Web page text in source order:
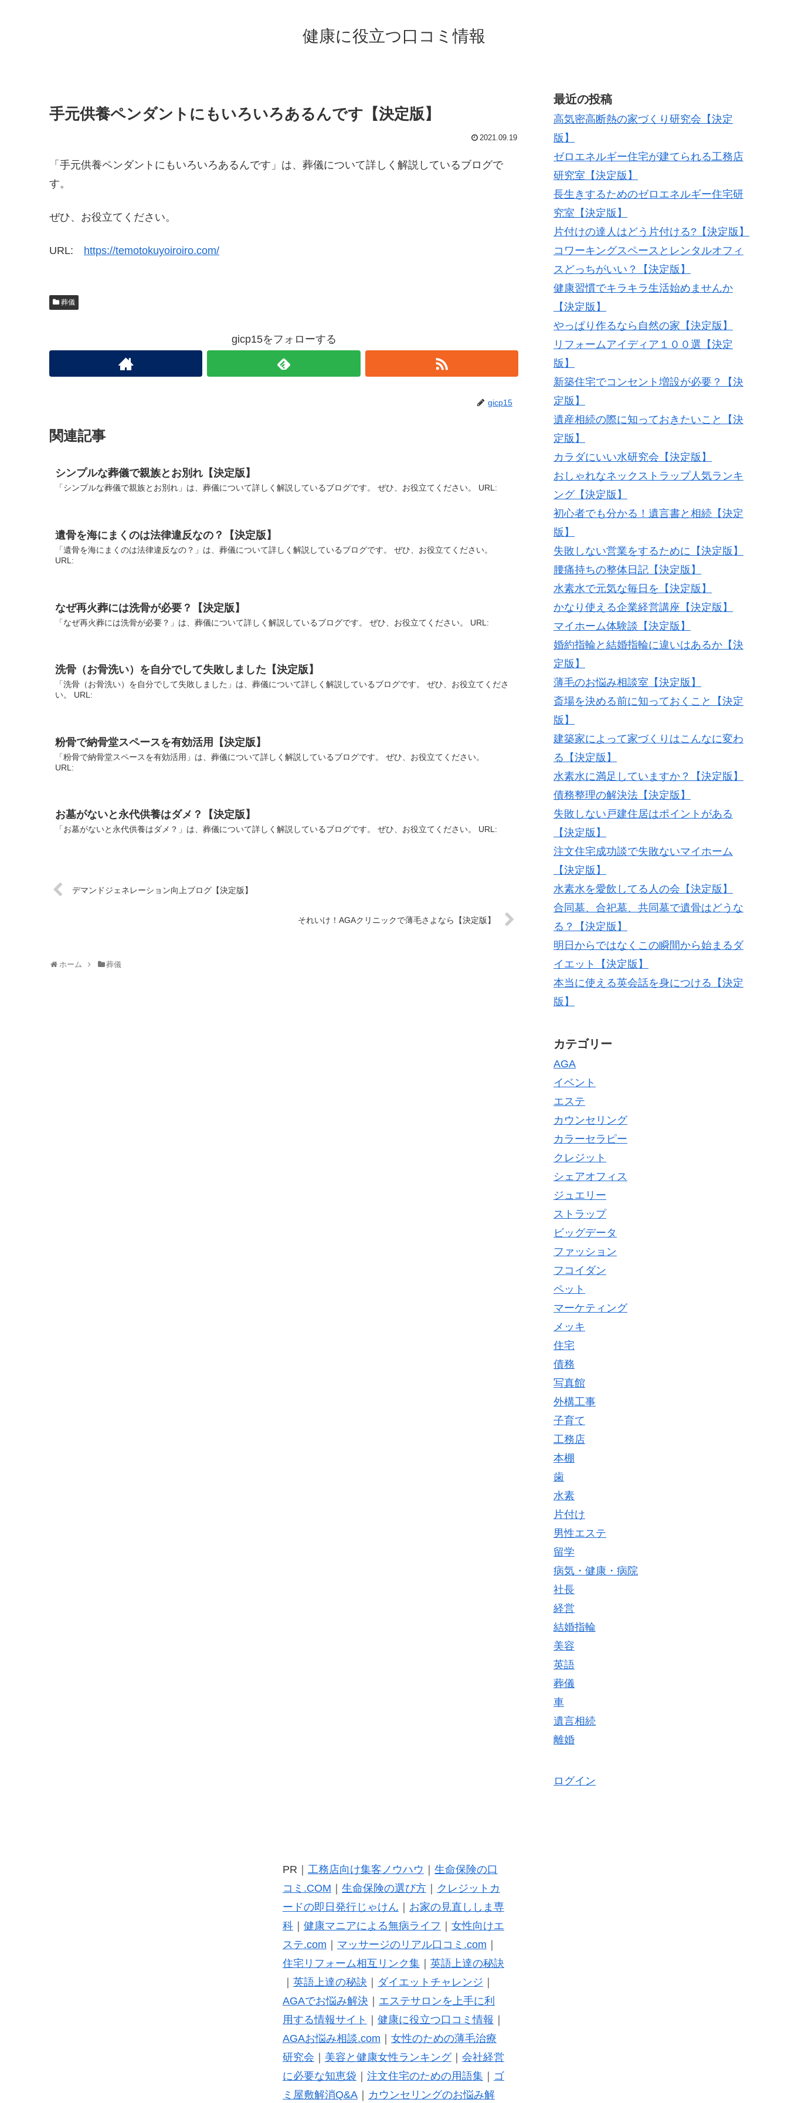
健康に役立つ口コミ情報
手元供養ペンダントにもいろいろあるんです【決定版】
2021.09.19
「手元供養ペンダントにもいろいろあるんです」は、葬儀について詳しく解説しているブログで
す。
ぜひ、お役立てください。
URL: https://temotokuyoiroiro.com/
葬儀
gicp15をフォローする
gicp15
関連記事
シンプルな葬儀で親族とお別れ【決定版】
「シンプルな葬儀で親族とお別れ」は、葬儀について詳しく解説しているブログです。 ぜひ、お役立てください。 URL:
遺骨を海にまくのは法律違反なの？【決定版】
「遺骨を海にまくのは法律違反なの？」は、葬儀について詳しく解説しているブログです。 ぜひ、お役立てください。
URL:
なぜ再火葬には洗骨が必要？【決定版】
「なぜ再火葬には洗骨が必要？」は、葬儀について詳しく解説しているブログです。 ぜひ、お役立てください。 URL:
洗骨（お骨洗い）を自分でして失敗しました【決定版】
「洗骨（お骨洗い）を自分でして失敗しました」は、葬儀について詳しく解説しているブログです。 ぜひ、お役立てくださ
い。 URL:
粉骨で納骨堂スペースを有効活用【決定版】
「粉骨で納骨堂スペースを有効活用」は、葬儀について詳しく解説しているブログです。 ぜひ、お役立てください。
URL:
お墓がないと永代供養はダメ？【決定版】
「お墓がないと永代供養はダメ？」は、葬儀について詳しく解説しているブログです。 ぜひ、お役立てください。 URL:
デマンドジェネレーション向上ブログ【決定版】
それいけ！AGAクリニックで薄毛さよなら【決定版】
ホーム 葬儀
最近の投稿
高気密高断熱の家づくり研究会【決定
版】
ゼロエネルギー住宅が建てられる工務店
研究室【決定版】
長生きするためのゼロエネルギー住宅研
究室【決定版】
片付けの達人はどう片付ける?【決定版】
コワーキングスペースとレンタルオフィ
スどっちがいい？【決定版】
健康習慣でキラキラ生活始めませんか
【決定版】
やっぱり作るなら自然の家【決定版】
リフォームアイディア１００選【決定
版】
新築住宅でコンセント増設が必要？【決
定版】
遺産相続の際に知っておきたいこと【決
定版】
カラダにいい水研究会【決定版】
おしゃれなネックストラップ人気ランキ
ング【決定版】
初心者でも分かる！遺言書と相続【決定
版】
失敗しない営業をするために【決定版】
腰痛持ちの整体日記【決定版】
水素水で元気な毎日を【決定版】
かなり使える企業経営講座【決定版】
マイホーム体験談【決定版】
婚約指輪と結婚指輪に違いはあるか【決
定版】
薄毛のお悩み相談室【決定版】
斎場を決める前に知っておくこと【決定
版】
建築家によって家づくりはこんなに変わ
る【決定版】
水素水に満足していますか？【決定版】
債務整理の解決法【決定版】
失敗しない戸建住居はポイントがある
【決定版】
注文住宅成功談で失敗ないマイホーム
【決定版】
水素水を愛飲してる人の会【決定版】
合同墓、合祀墓、共同墓で遺骨はどうな
る？【決定版】
明日からではなくこの瞬間から始まるダ
イエット【決定版】
本当に使える英会話を身につける【決定
版】
カテゴリー
AGA
イベント
エステ
カウンセリング
カラーセラピー
クレジット
シェアオフィス
ジュエリー
ストラップ
ビッグデータ
ファッション
フコイダン
ペット
マーケティング
メッキ
住宅
債務
写真館
外構工事
子育て
工務店
本棚
歯
水素
片付け
男性エステ
留学
病気・健康・病院
社長
経営
結婚指輪
美容
英語
葬儀
車
遺言相続
離婚
ログイン
PR｜ 工務店向け集客ノウハウ
生命保険の口
コミ.COM
生命保険の選び方｜
クレジットカ
ードの即日発行じゃけん
お家の見直ししま専
科｜ 健康マニアによる無病ライフ
女性向けエ
ステ.com
マッサージのリアル口コミ.com
住宅リフォーム相互リンク集｜ 英語上達の秘訣
英語上達の秘訣 ダイエットチャレンジ
AGAでお悩み解決｜ エステサロンを上手に利
用する情報サイト
健康に役立つ口コミ情報
AGAお悩み相談.com
女性のための薄毛治療
研究会
美容と健康女性ランキング｜ 会社経営
に必要な知恵袋
注文住宅のための用語集｜
ゴ
ミ屋敷解消Q&A｜ カウンセリングのお悩み解